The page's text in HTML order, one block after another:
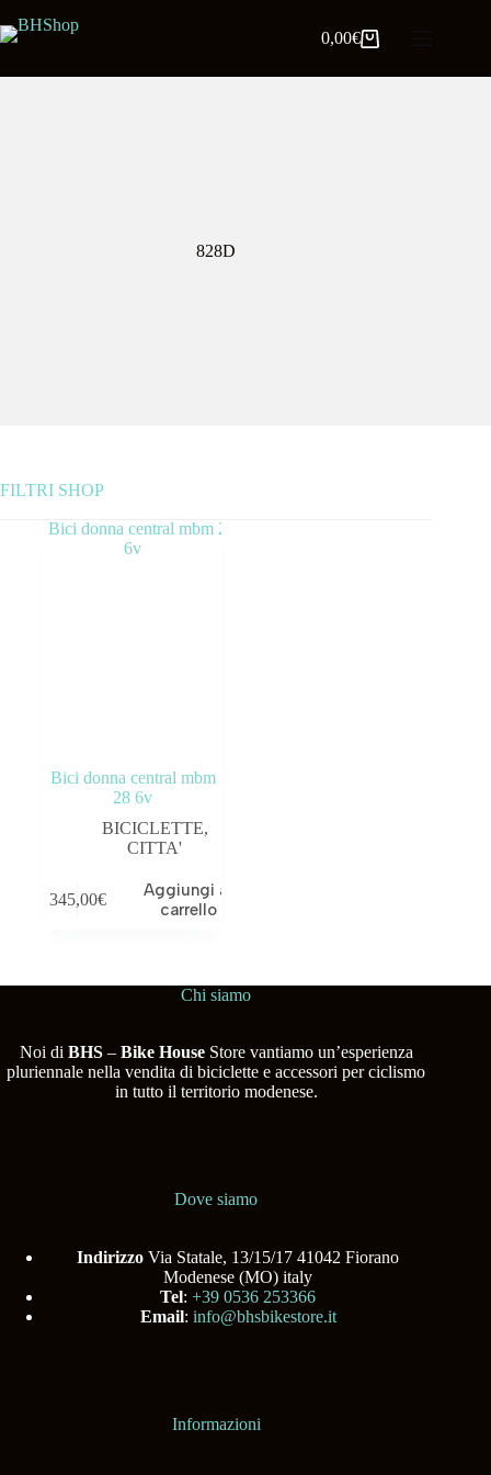
0,00€
828D
FILTRI SHOP
OUTLET
Bici donna central mbm
28 6v
BICICLETTE,
CITTA'
345,00€
Aggiungi al
carrello
Chi siamo
Noi di BHS– Bike HouseStore vantiamo un’esperienza
pluriennale nella vendita di biciclette e accessori per ciclismo
in tutto il territorio modenese.
Dove siamo
Indirizzo Via Statale, 13/15/17 41042 Fiorano
Modenese (MO) italy
Tel:+39 0536 253366
Email: info@bhsbikestore.it
Informazioni